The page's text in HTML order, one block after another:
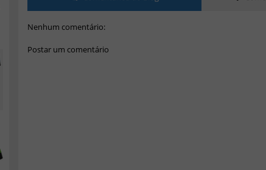
Nenhum comentário:
Postar um comentário